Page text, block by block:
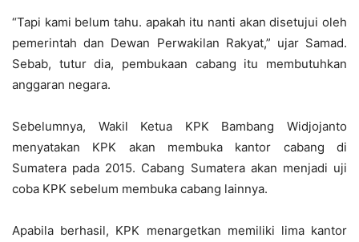
“Tapi kami belum tahu. apakah itu nanti akan disetujui oleh
pemerintah dan Dewan Perwakilan Rakyat,” ujar Samad.
Sebab, tutur dia, pembukaan cabang itu membutuhkan
anggaran negara.
Sebelumnya, Wakil Ketua KPK Bambang Widjojanto
menyatakan KPK akan membuka kantor cabang di
Sumatera pada 2015. Cabang Sumatera akan menjadi uji
coba KPK sebelum membuka cabang lainnya.
Apabila berhasil, KPK menargetkan memiliki lima kantor